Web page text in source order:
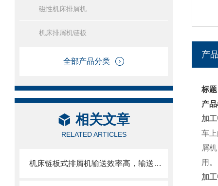
磁性机床排屑机
机床排屑机链板
全部产品分类
相关文章
RELATED ARTICLES
机床链板式排屑机输送效率高，输送速度选择范围大
产
标
产
加
车
屑
用。
加